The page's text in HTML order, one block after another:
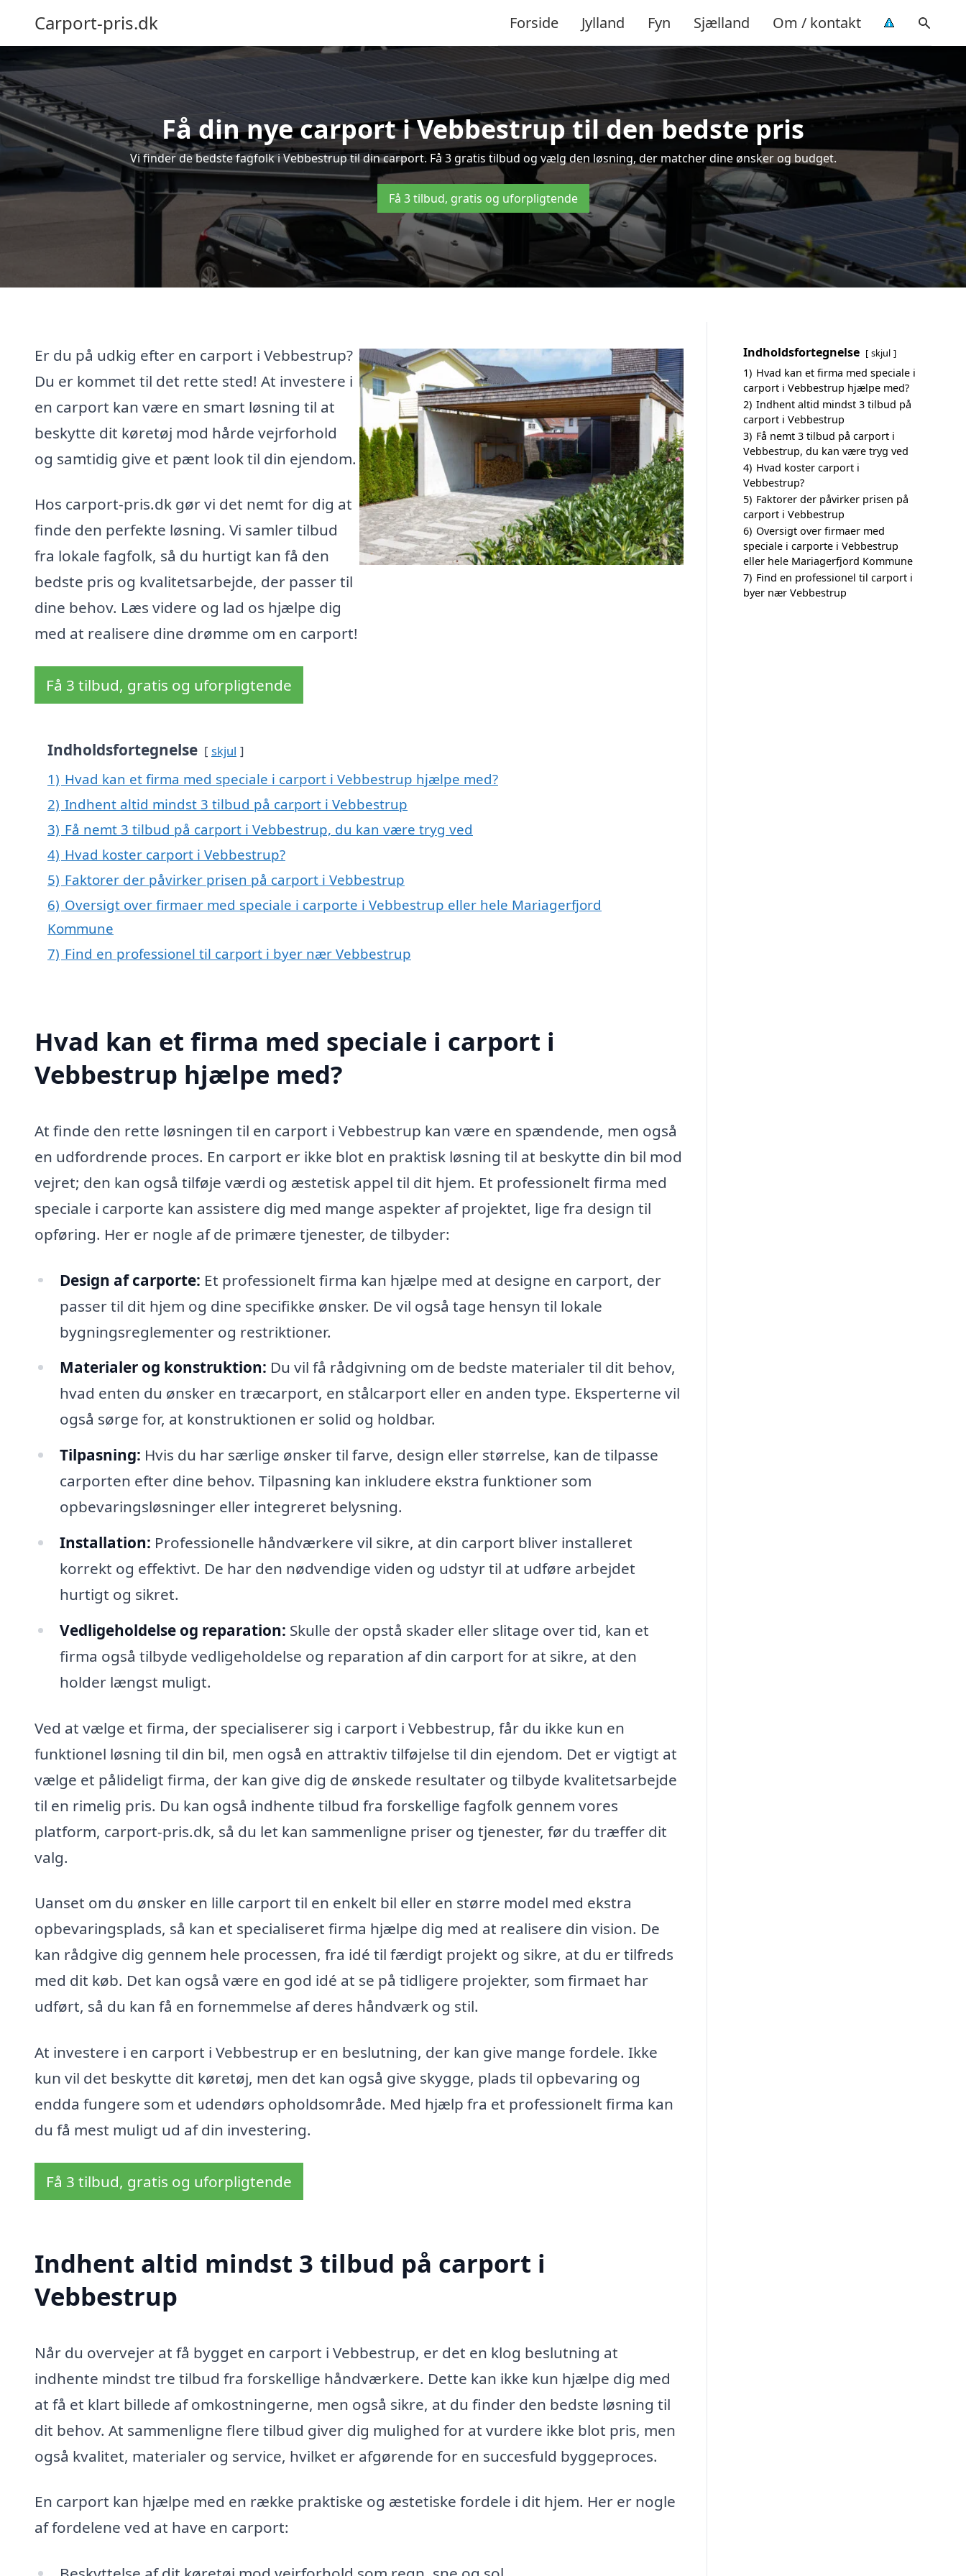
Carport-pris.dk Forside Jylland Fyn Sjælland Om / kontakt
Få din nye carport i Vebbestrup til den bedste pris
Vi finder de bedste fagfolk i Vebbestrup til din carport. Få 3 gratis tilbud og vælg den løsning, der matcher dine ønsker og budget.
Få 3 tilbud, gratis og uforpligtende
Er du på udkig efter en carport i Vebbestrup?
Du er kommet til det rette sted! At investere i
en carport kan være en smart løsning til at
beskytte dit køretøj mod hårde vejrforhold
og samtidig give et pænt look til din ejendom.
Hos carport-pris.dk gør vi det nemt for dig at
finde den perfekte løsning. Vi samler tilbud
fra lokale fagfolk, så du hurtigt kan få den
bedste pris og kvalitetsarbejde, der passer til
dine behov. Læs videre og lad os hjælpe dig
med at realisere dine drømme om en carport!
Få 3 tilbud, gratis og uforpligtende
Indholdsfortegnelse skjul
1) Hvad kan et firma med speciale i carport i Vebbestrup hjælpe med?
2) Indhent altid mindst 3 tilbud på carport i Vebbestrup
3) Få nemt 3 tilbud på carport i Vebbestrup, du kan være tryg ved
4) Hvad koster carport i Vebbestrup?
5) Faktorer der påvirker prisen på carport i Vebbestrup
6) Oversigt over firmaer med speciale i carporte i Vebbestrup eller hele Mariagerfjord
Kommune
7) Find en professionel til carport i byer nær Vebbestrup
Hvad kan et firma med speciale i carport i
Vebbestrup hjælpe med?
At finde den rette løsningen til en carport i Vebbestrup kan være en spændende, men også
en udfordrende proces. En carport er ikke blot en praktisk løsning til at beskytte din bil mod
vejret; den kan også tilføje værdi og æstetisk appel til dit hjem. Et professionelt firma med
speciale i carporte kan assistere dig med mange aspekter af projektet, lige fra design til
opføring. Her er nogle af de primære tjenester, de tilbyder:
Design af carporte: Et professionelt firma kan hjælpe med at designe en carport, der
passer til dit hjem og dine specifikke ønsker. De vil også tage hensyn til lokale
bygningsreglementer og restriktioner.
Materialer og konstruktion: Du vil få rådgivning om de bedste materialer til dit behov,
hvad enten du ønsker en træcarport, en stålcarport eller en anden type. Eksperterne vil
også sørge for, at konstruktionen er solid og holdbar.
Tilpasning: Hvis du har særlige ønsker til farve, design eller størrelse, kan de tilpasse
carporten efter dine behov. Tilpasning kan inkludere ekstra funktioner som
opbevaringsløsninger eller integreret belysning.
Installation: Professionelle håndværkere vil sikre, at din carport bliver installeret
korrekt og effektivt. De har den nødvendige viden og udstyr til at udføre arbejdet
hurtigt og sikret.
Vedligeholdelse og reparation: Skulle der opstå skader eller slitage over tid, kan et
firma også tilbyde vedligeholdelse og reparation af din carport for at sikre, at den
holder længst muligt.
Ved at vælge et firma, der specialiserer sig i carport i Vebbestrup, får du ikke kun en
funktionel løsning til din bil, men også en attraktiv tilføjelse til din ejendom. Det er vigtigt at
vælge et pålideligt firma, der kan give dig de ønskede resultater og tilbyde kvalitetsarbejde
til en rimelig pris. Du kan også indhente tilbud fra forskellige fagfolk gennem vores
platform, carport-pris.dk, så du let kan sammenligne priser og tjenester, før du træffer dit
valg.
Uanset om du ønsker en lille carport til en enkelt bil eller en større model med ekstra
opbevaringsplads, så kan et specialiseret firma hjælpe dig med at realisere din vision. De
kan rådgive dig gennem hele processen, fra idé til færdigt projekt og sikre, at du er tilfreds
med dit køb. Det kan også være en god idé at se på tidligere projekter, som firmaet har
udført, så du kan få en fornemmelse af deres håndværk og stil.
At investere i en carport i Vebbestrup er en beslutning, der kan give mange fordele. Ikke
kun vil det beskytte dit køretøj, men det kan også give skygge, plads til opbevaring og
endda fungere som et udendørs opholdsområde. Med hjælp fra et professionelt firma kan
du få mest muligt ud af din investering.
Få 3 tilbud, gratis og uforpligtende
Indhent altid mindst 3 tilbud på carport i
Vebbestrup
Når du overvejer at få bygget en carport i Vebbestrup, er det en klog beslutning at
indhente mindst tre tilbud fra forskellige håndværkere. Dette kan ikke kun hjælpe dig med
at få et klart billede af omkostningerne, men også sikre, at du finder den bedste løsning til
dit behov. At sammenligne flere tilbud giver dig mulighed for at vurdere ikke blot pris, men
også kvalitet, materialer og service, hvilket er afgørende for en succesfuld byggeproces.
En carport kan hjælpe med en række praktiske og æstetiske fordele i dit hjem. Her er nogle
af fordelene ved at have en carport:
Indholdsfortegnelse skjul
1) Hvad kan et firma med speciale i
carport i Vebbestrup hjælpe med?
2) Indhent altid mindst 3 tilbud på
carport i Vebbestrup
3) Få nemt 3 tilbud på carport i
Vebbestrup, du kan være tryg ved
4) Hvad koster carport i
Vebbestrup?
5) Faktorer der påvirker prisen på
carport i Vebbestrup
6) Oversigt over firmaer med
speciale i carporte i Vebbestrup
eller hele Mariagerfjord Kommune
7) Find en professionel til carport i
byer nær Vebbestrup